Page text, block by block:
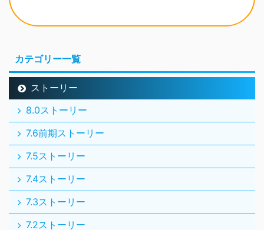
7.4ストーリー
7.3ストーリー
7.2ストーリー
7.1ストーリー
7.0ストーリー
6.5後期ストーリー
6.5前期ストーリー
6.4ストーリー